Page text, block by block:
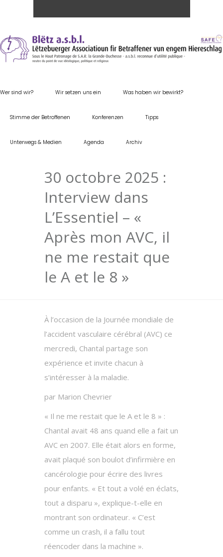
Wer sind wir? Wir setzen uns ein Was haben wir bewirkt?
Stimme der Betroffenen Konferenzen Tipps
Unterwegs & Medien Agenda Archiv
30 octobre 2025 :
Interview dans
L’Essentiel – «
Après mon AVC, il
ne me restait que
le A et le 8 »
À l’occasion de la Journée mondiale de
l’accident vasculaire cérébral (AVC) ce
mercredi, Chantal partage son
expérience et invite chacun à
s’intéresser à la maladie.
par Marion Chevrier
« Il ne me restait que le A et le 8 » :
Chantal avait 48 ans quand elle a fait un
AVC en 2007. Elle était alors en forme,
avait plaqué son boulot d’infirmière en
cancérologie pour écrire des livres
pour enfants. « Et tout a volé en éclats,
tout a disparu », explique-t-elle en
montrant son ordinateur. « C’est
comme un crash, il a fallu tout
réencoder dans la machine ».